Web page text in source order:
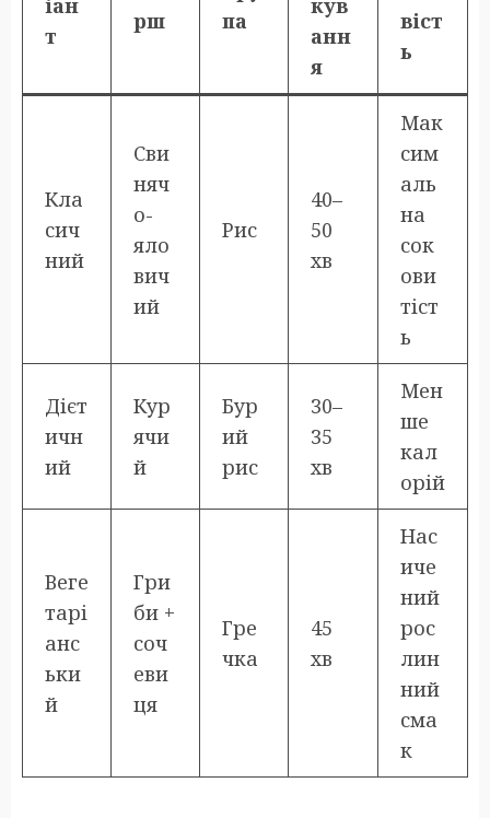
іан
т
рш
па
кув
анн
я
віст
ь
Кла
сич
ний
Сви
няч
о-
яло
вич
ий
Рис
40–
50
хв
Мак
сим
аль
на
сок
ови
тіст
ь
Дієт
ичн
ий
Кур
ячи
й
Бур
ий
рис
30–
35
хв
Мен
ше
кал
орій
Веге
тарі
анс
ьки
й
Гри
би +
соч
еви
ця
Гре
чка
45
хв
Нас
иче
ний
рос
лин
ний
сма
к